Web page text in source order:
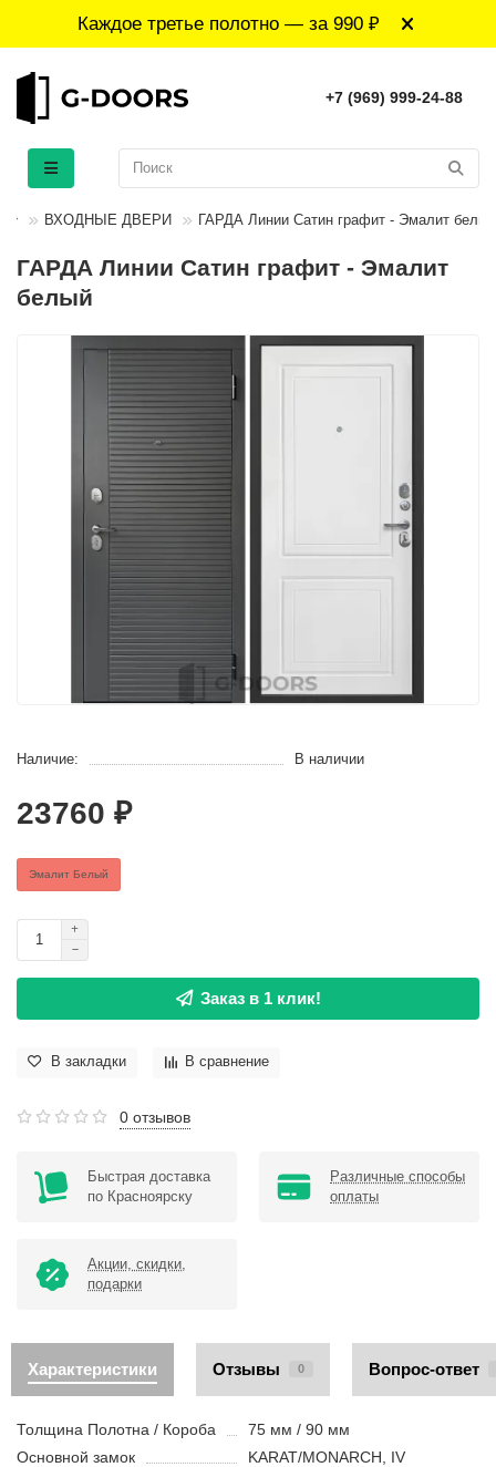
Каждое третье полотно — за 990 ₽
+7 (969) 999-24-88
ВХОДНЫЕ ДВЕРИ ГАРДА Линии Сатин графит - Эмалит белый
ГАРДА Линии Сатин графит - Эмалит
белый
Наличие: В наличии
23760 ₽
Эмалит Белый
Заказ в 1 клик!
В закладки В сравнение
0 отзывов
Быстрая доставка
по Красноярску
Различные способы
оплаты
Акции, скидки,
подарки
Характеристики Отзывы 0 Вопрос-ответ
Толщина Полотна / Короба
75 мм / 90 мм
Основной замок
KARAT/MONARCH, IV